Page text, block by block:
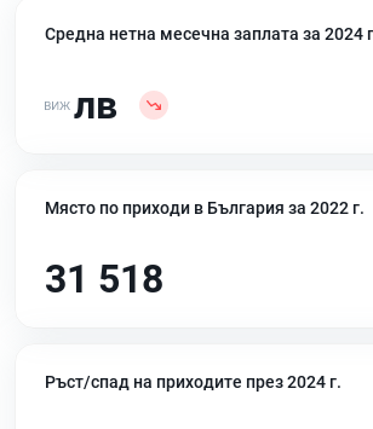
Средна нетна месечна заплата за 2024
лв
Място по приходи в България за 2022 г.
31 518
Ръст/спад на приходите през 2024 г.